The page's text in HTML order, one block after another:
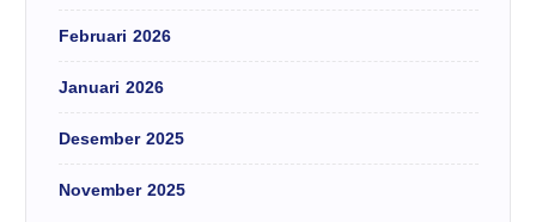
Februari 2026
Januari 2026
Desember 2025
November 2025